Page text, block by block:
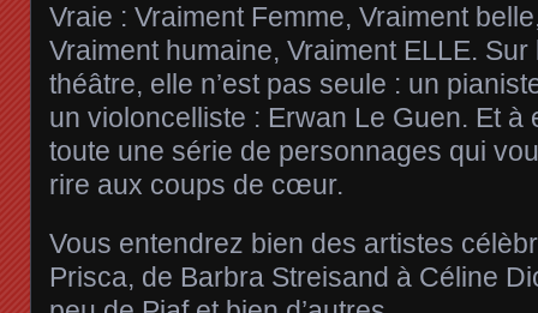
Vraie : Vraiment Femme, Vraiment
Vraiment humaine, Vraiment ELLE.
théâtre, elle n’est pas seule : un
un violoncelliste : Erwan Le Guen. Et à
toute une série de personnages qui
rire aux coups de cœur.
Vous entendrez bien des artistes
Prisca, de Barbra Streisand à Céline